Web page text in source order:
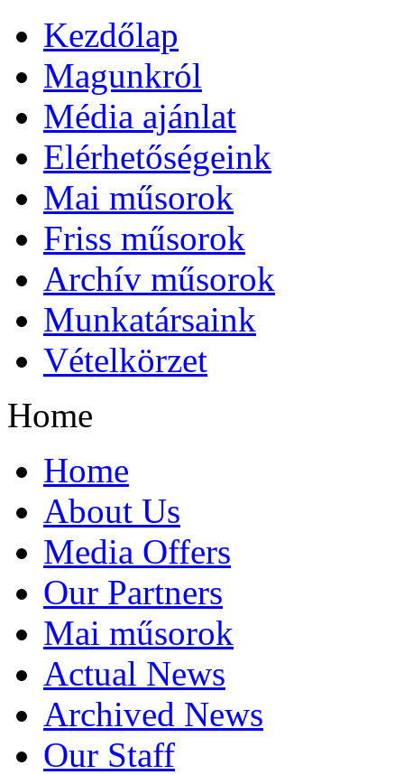
Kezdőlap
Magunkról
Média ajánlat
Elérhetőségeink
Mai műsorok
Friss műsorok
Archív műsorok
Munkatársaink
Vételkörzet
Home
Home
About Us
Media Offers
Our Partners
Mai műsorok
Actual News
Archived News
Our Staff